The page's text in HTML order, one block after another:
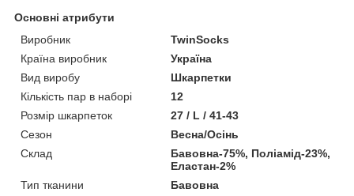
Основні атрибути
Виробник
TwinSocks
Країна виробник
Україна
Вид виробу
Шкарпетки
Кількість пар в наборі
12
Розмір шкарпеток
27 / L / 41-43
Сезон
Весна/Осінь
Склад
Бавовна-75%, Поліамід-23%,
Еластан-2%
Тип тканини
Бавовна